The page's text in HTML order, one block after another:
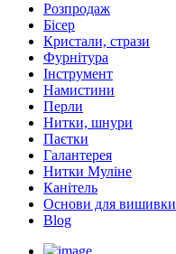
Розпродаж
Бісер
Кристали, стрази
Фурнітура
Інструмент
Намистини
Перли
Нитки, шнури
Паєтки
Галантерея
Нитки Муліне
Канітель
Основи для вишивки
Blog